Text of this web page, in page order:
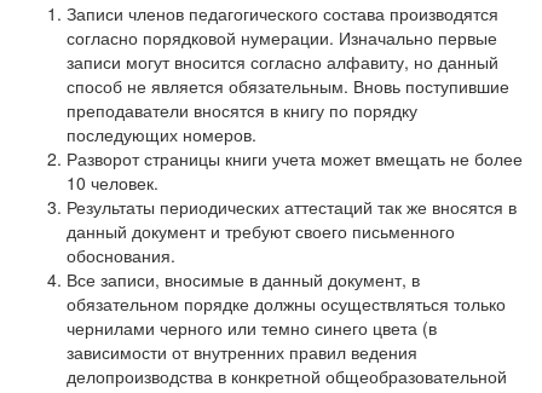
Записи членов педагогического состава производятся
согласно порядковой нумерации. Изначально первые
записи могут вносится согласно алфавиту, но данный
способ не является обязательным. Вновь поступившие
преподаватели вносятся в книгу по порядку
последующих номеров.
Разворот страницы книги учета может вмещать не более
10 человек.
Результаты периодических аттестаций так же вносятся в
данный документ и требуют своего письменного
обоснования.
Все записи, вносимые в данный документ, в
обязательном порядке должны осуществляться только
чернилами черного или темно синего цвета (в
зависимости от внутренних правил ведения
делопроизводства в конкретной общеобразовательной